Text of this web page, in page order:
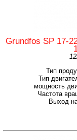
Grundfos SP 17-
Тип
Тип
мощность
Частота
Выход